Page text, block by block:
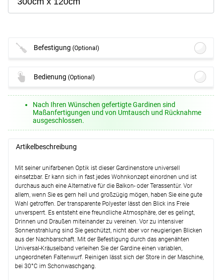
Befestigung(Optional)
Lauf mit Endstücke Lines in Silber
Optionen verfügbar, bitte konfigurieren.
Lysel - 10er SET Gardinenringe mit
Gleiteinlage für Stangen Ø 16mm #1W
(+13,45 EUR)
Details
16/19mm #1W(ab +31,95 EUR)
Optionen verfügbar, bitte konfigurieren.
Lysel - 25er SET X-Gelenkgleiter #1W
(+6,95 EUR)
Details
Lysel - SET Opal 160cm Träger offen
Träger offen mit Endstücke Zylinder in
Weiß #1W (ab +63,45 EUR)
Optionen verfügbar, bitte konfigurieren.
Bedienung(Optional)
#1W (ab +7,95 EUR)
Optionen verfügbar, bitte konfigurieren.
Nach Ihren Wünschen gefertigte Gardinen sind
Maßanfertigungen und von Umtausch und Rücknahme
ausgeschlossen.
Artikelbeschreibung
Mit seiner unifarbenen Optik ist dieser Gardinenstore universell
einsetzbar. Er kann sich in fast jedes Wohnkonzept einordnen und ist
durchaus auch eine Alternative für die Balkon- oder Terassentür. Vor
allem, wenn Sie es gern hell und großzügig mögen, haben Sie eine gute
Wahl getroffen. Der transparente Polyester lässt den Blick ins Freie
unversperrt. Es entsteht eine freundliche Atmosphäre, der es gelingt,
Drinnen und Draußen miteinander zu vereinen. Vor zu intensiver
Sonnenstrahlung sind Sie geschützt, nicht aber vor neugierigen Blicken
aus der Nachbarschaft. Mit der Befestigung durch das angenähten
Universal-Kräuselband verleihen Sie der Gardine einen variablen,
ungeordneten Faltenwurf. Reinigen lässt sich der Store in der Maschine,
bei 30°C im Schonwaschgang.